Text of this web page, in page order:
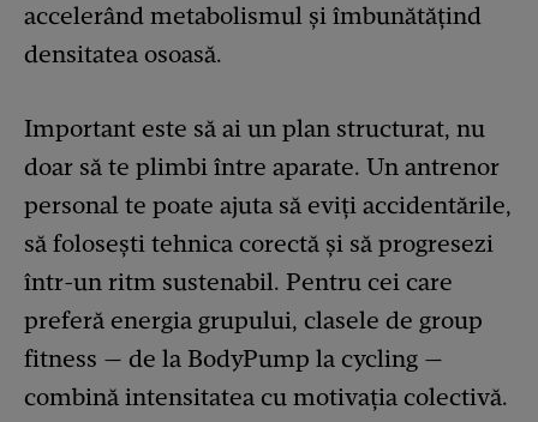
accelerând metabolismul și îmbunătățind
densitatea osoasă.
Important este să ai un plan structurat, nu
doar să te plimbi între aparate. Un antrenor
personal te poate ajuta să eviți accidentările,
să folosești tehnica corectă și să progresezi
într-un ritm sustenabil. Pentru cei care
preferă energia grupului, clasele de group
fitness — de la BodyPump la cycling —
combină intensitatea cu motivația colectivă.